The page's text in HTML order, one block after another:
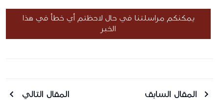
يمكنكم مراسلتنا في حال لاحظتم أي خطأ في هذا
الخبر
المقال السابق المقال التالي